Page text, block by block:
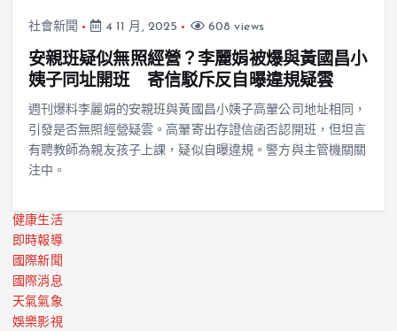
社會新聞 4 11 月, 2025 608 views
安親班疑似無照經營？李麗娟被爆與黃國昌小
姨子同址開班 寄信駁斥反自曝違規疑雲
週刊爆料李麗娟的安親班與黃國昌小姨子高翬公司地址相同，
引發是否無照經營疑雲。高翬寄出存證信函否認開班，但坦言
有聘教師為親友孩子上課，疑似自曝違規。警方與主管機關關
注中。
健康生活
即時報導
國際新聞
國際消息
天氣氣象
娛樂影視